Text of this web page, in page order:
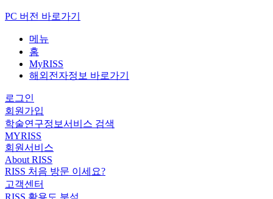
PC 버전 바로가기
메뉴
홈
MyRISS
해외전자정보 바로가기
로그인
회원가입
학술연구정보서비스 검색
MYRISS
회원서비스
About RISS
RISS 처음 방문 이세요?
고객센터